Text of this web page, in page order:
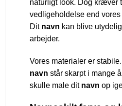
naturligt look. Dog kræver
vedligeholdelse end
Dit navn kan blive
arbejder.
Vores materialer er
navn står skarpt i mange
skulle male dit navn op